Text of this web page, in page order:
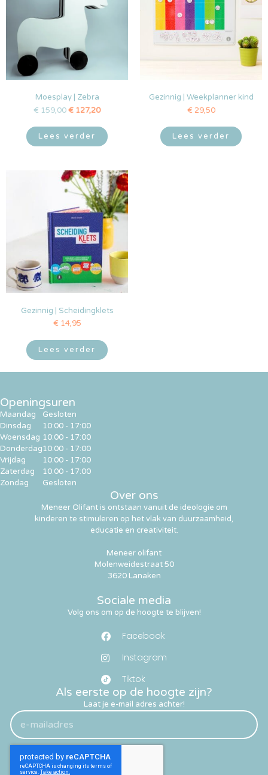
Moesplay | Zebra
€ 159,00€ 127,20
Lees verder
Gezinnig | Weekplanner kind
€ 29,50
Lees verder
Gezinnig | Scheidingklets
€ 14,95
Lees verder
Als eerste op de hoogte zijn?
Laat je e-mail adres achter!
Sociale media
Volg ons om op de hoogte te blijven!
Facebook
Instagram
Tiktok
Over ons
Meneer Olifant is ontstaan vanuit de ideologie om
kinderen te stimuleren op het vlak van duurzaamheid,
educatie en creativiteit.
Meneer olifant
Molenweidestraat 50
3620 Lanaken
Openingsuren
Maandag
Dinsdag
Woensdag
Donderdag
Vrijdag
Zaterdag
Zondag
Gesloten
10:00 - 17:00
10:00 - 17:00
10:00 - 17:00
10:00 - 17:00
10:00 - 17:00
Gesloten